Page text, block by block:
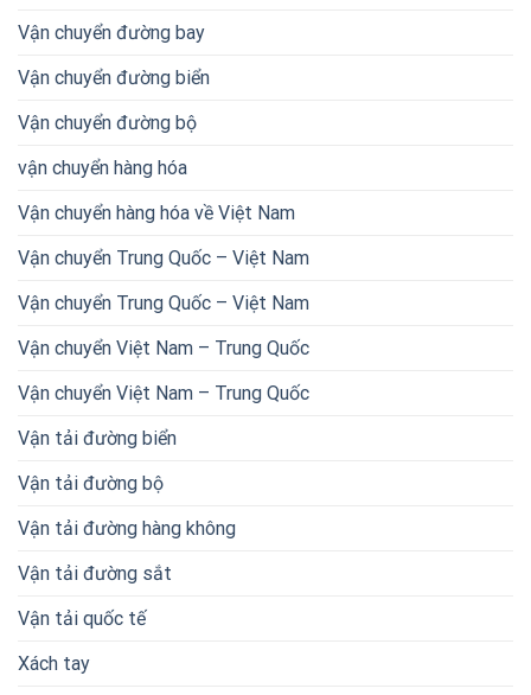
Vận chuyển đường bay
Vận chuyển đường biển
Vận chuyển đường bộ
vận chuyển hàng hóa
Vận chuyển hàng hóa về Việt Nam
Vận chuyển Trung Quốc – Việt Nam
Vận chuyển Trung Quốc – Việt Nam
Vận chuyển Việt Nam – Trung Quốc
Vận chuyển Việt Nam – Trung Quốc
Vận tải đường biển
Vận tải đường bộ
Vận tải đường hàng không
Vận tải đường sắt
Vận tải quốc tế
Xách tay